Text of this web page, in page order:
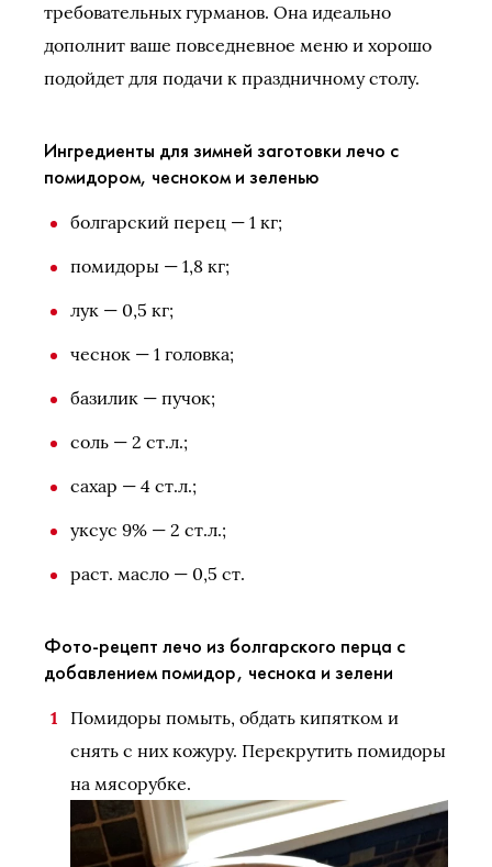
требовательных гурманов. Она идеально
дополнит ваше повседневное меню и хорошо
подойдет для подачи к праздничному столу.
Ингредиенты для зимней заготовки лечо с
помидором, чесноком и зеленью
болгарский перец — 1 кг;
помидоры — 1,8 кг;
лук — 0,5 кг;
чеснок — 1 головка;
базилик — пучок;
соль — 2 ст.л.;
сахар — 4 ст.л.;
уксус 9% — 2 ст.л.;
раст. масло — 0,5 ст.
Фото-рецепт лечо из болгарского перца с
добавлением помидор, чеснока и зелени
Помидоры помыть, обдать кипятком и
снять с них кожуру. Перекрутить помидоры
на мясорубке.